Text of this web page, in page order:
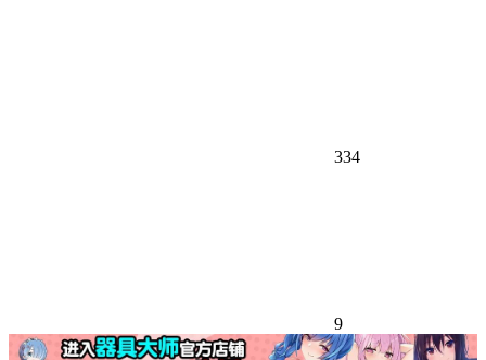
334
9